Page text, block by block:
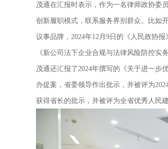
茂通在汇报时表示，作为一名律师政协委
创新履职模式，联系服务界别群众。比如
议事品牌，2024年12月9日的《人民政协
《新公司法下企业合规与法律风险防控实
茂通还汇报了2024年撰写的《关于进一步
办提案，省委领导作出批示，并被评为
获得省长的批示，并被评为全省优秀人民